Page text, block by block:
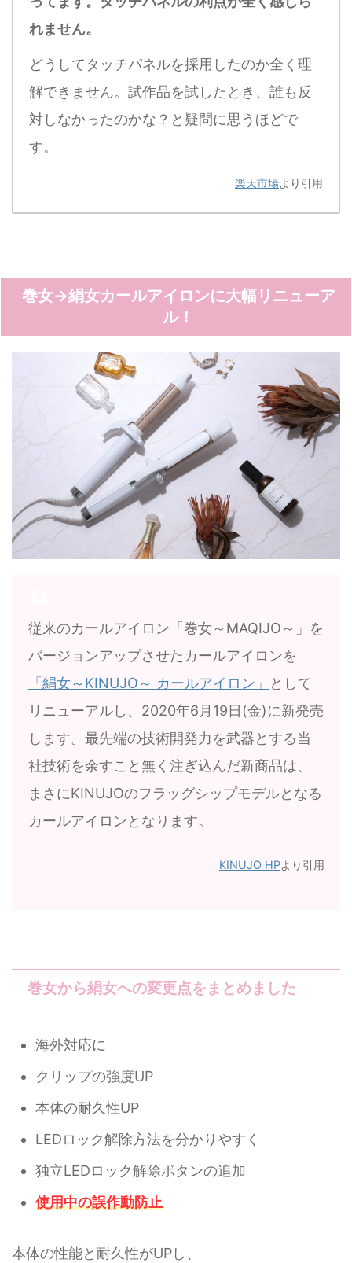
れません。
どうしてタッチパネルを採用したのか全く理
解できません。試作品を試したとき、誰も反
対しなかったのかな？と疑問に思うほどで
す。
楽天市場より引用
巻女→絹女カールアイロンに大幅リニューア
ル！
従来のカールアイロン「巻女～MAQIJO～」を
バージョンアップさせたカールアイロンを
「絹女～KINUJO～ カールアイロン」
として
リニューアルし、2020年6月19日(金)に新発売
します。最先端の技術開発力を武器とする当
社技術を余すこと無く注ぎ込んだ新商品は、
まさにKINUJOのフラッグシップモデルとなる
カールアイロンとなります。
KINUJO HPより引用
巻女から絹女への変更点をまとめました
海外対応に
クリップの強度UP
本体の耐久性UP
LEDロック解除方法を分かりやすく
独立LEDロック解除ボタンの追加
使用中の誤作動防止
本体の性能と耐久性がUPし、